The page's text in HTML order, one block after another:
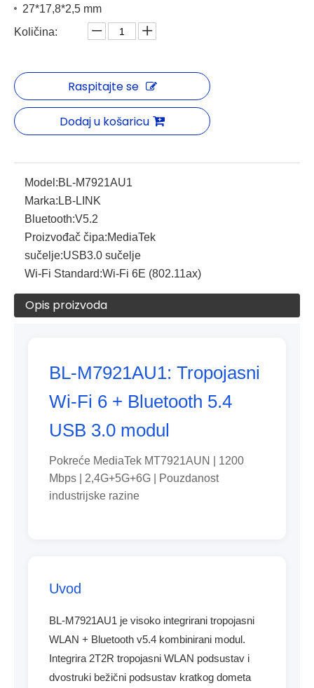
27*17,8*2,5 mm
Količina:
Raspitajte se
Dodaj u košaricu
Model:BL-M7921AU1
Marka: LB-LINK
Bluetooth:V5.2
Proizvođač čipa:MediaTek
sučelje:USB3.0 sučelje
Wi-Fi Standard:Wi-Fi 6E (802.11ax)
Opis proizvoda
BL-M7921AU1: Tropojasni
Wi-Fi 6 + Bluetooth 5.4
USB 3.0 modul
Pokreće MediaTek MT7921AUN | 1200
Mbps | 2,4G+5G+6G | Pouzdanost
industrijske razine
Uvod
BL-M7921AU1 je visoko integrirani tropojasni
WLAN + Bluetooth v5.4 kombinirani modul.
Integrira 2T2R tropojasni WLAN podsustav i
dvostruki bežični podsustav kratkog dometa